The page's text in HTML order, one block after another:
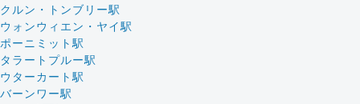
クルン・トンブリー駅
ウォンウィエン・ヤイ駅
ポーニミット駅
タラートプルー駅
ウターカート駅
バーンワー駅